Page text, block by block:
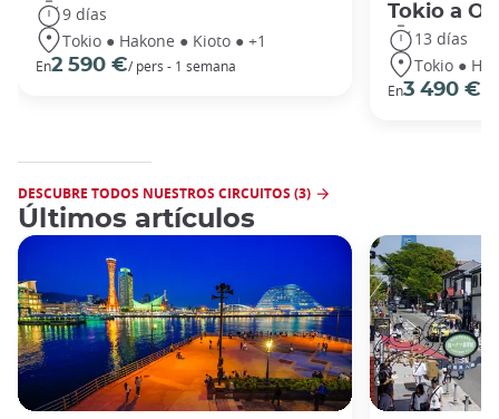
9 días
Tokio ● Hakone ● Kioto ● +1
En2 590 €/ pers - 1 semana
Tokio a
13 días
Tokio ●
En3 490 €
DESCUBRE TODOS NUESTROS CIRCUITOS (3)
Últimos artículos